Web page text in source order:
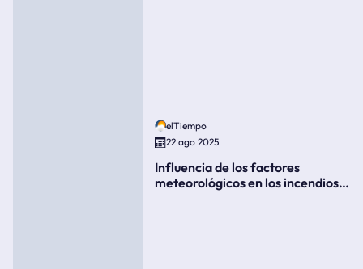
elTiempo
22 ago 2025
Influencia de los factores
meteorológicos en los incendios